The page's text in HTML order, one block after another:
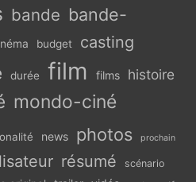
bande bande-
budget casting
durée film films histoire
mondo-ciné
news photos prochain
résumé scénario